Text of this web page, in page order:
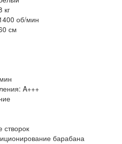
кг
об/мин
см
A+++
створок
барабана